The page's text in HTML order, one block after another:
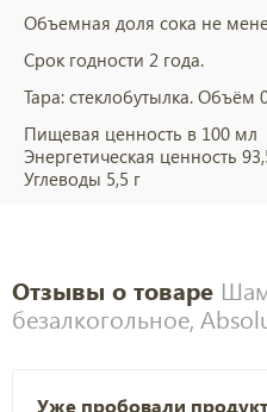
Объемная доля сока не
Срок годности 2 года.
Тара: стеклобутылка. Объём
Пищевая ценность в 100 мл
Энергетическая ценность
Углеводы 5,5 г
Отзывы о товаре
безалкогольное,
Уже пробовали